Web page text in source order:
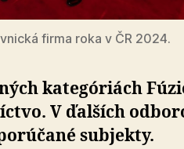
firma roka v ČR 2024.
kategóriách
V ďalších
subjekty.